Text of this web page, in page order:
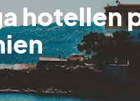
hotellen